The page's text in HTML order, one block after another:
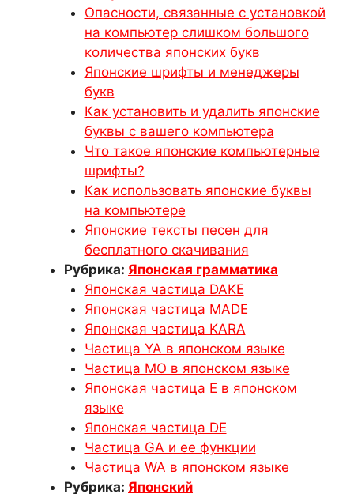
Опасности, связанные с установкой
на компьютер слишком большого
количества японских букв
Японские шрифты и менеджеры
букв
Как установить и удалить японские
буквы с вашего компьютера
Что такое японские компьютерные
шрифты?
Как использовать японские буквы
на компьютере
Японские тексты песен для
бесплатного скачивания
Рубрика: Японская грамматика
Японская частица DAKE
Японская частица MADE
Японская частица KARA
Частица YA в японском языке
Частица МО в японском языке
Японская частица E в японском
языке
Японская частица DE
Частица GA и ее функции
Частица WA в японском языке
Рубрика: Японский